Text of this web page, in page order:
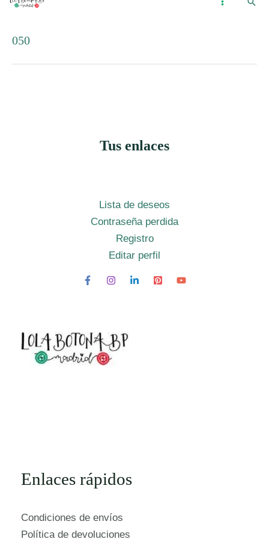
Ir
contenido
050
Tus enlaces
Lista de deseos
Contraseña perdida
Registro
Editar perfil
Enlaces rápidos
Condiciones de envíos
Política de devoluciones